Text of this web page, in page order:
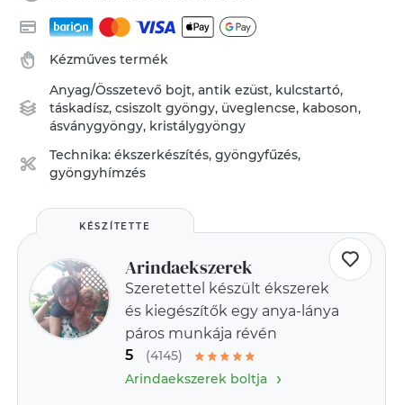
Kézműves termék
Anyag/Összetevő bojt,antik ezüst, kulcstartó,
táskadísz,csiszolt gyöngy, üveglencse, kaboson,
ásványgyöngy, kristálygyöngy
Technika:ékszerkészítés,gyöngyfűzés,
gyöngyhímzés
KÉSZÍTETTE
Arindaekszerek
Szeretettel készült ékszerek
és kiegészítők egy anya-lánya
páros munkája révén
5
(4145)
Arindaekszerek boltja›